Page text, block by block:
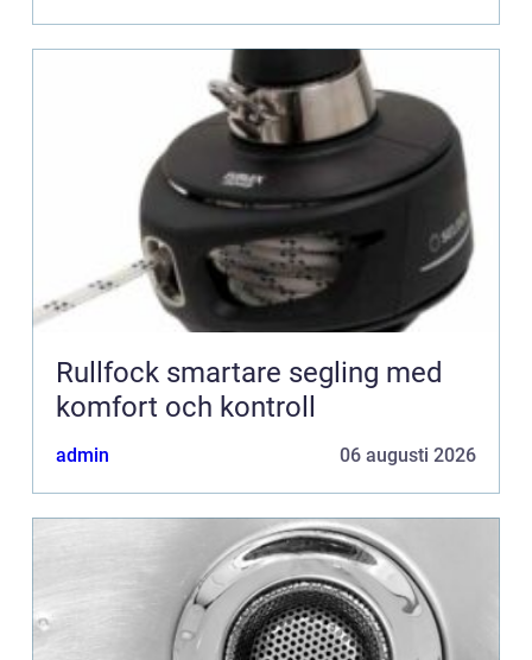
Rullfock smartare segling med
komfort och kontroll
admin 06 augusti 2026